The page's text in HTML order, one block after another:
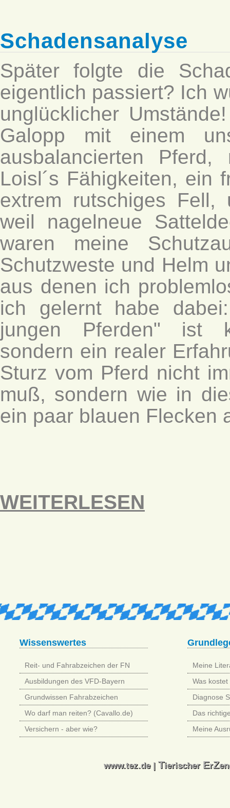
Schadensanalyse
Später folgte die
eigentlich passiert? Ich
unglücklicher
Galopp mit einem
ausbalancierten Pferd,
Loisl´s Fähigkeiten, ein
extrem rutschiges Fell,
weil nagelneue
waren meine
Schutzweste und Helm
aus denen ich
ich gelernt habe
jungen Pferden" ist
sondern ein realer
Sturz vom Pferd nicht
muß, sondern wie in
ein paar blauen Flecken
WEITERLESEN
Wissenswertes
Reit- und Fahrabzeichen der FN
Ausbildungen des VFD-Bayern
Grundwissen Fahrabzeichen
Wo darf man reiten? (Cavallo.de)
Versichern - aber wie?
Meine
Was
Diagnose
Das
Meine
www.tez.de | Tierischer ErZ
www.tez.de | Tierischer ErZ